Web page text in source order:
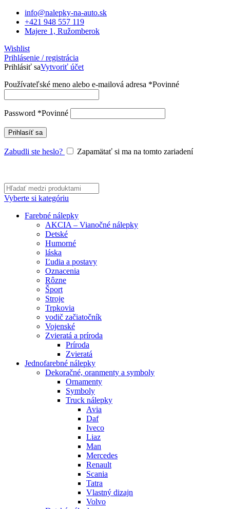
info@nalepky-na-auto.sk
+421 948 557 119
Majere 1, Ružomberok
Wishlist
Prihlásenie / registrácia
Prihlásiť saVytvoriť účet
Používateľské meno alebo e-mailová adresa *Povinné
Password *Povinné
Prihlasíť sa
Zabudli ste heslo? Zapamätať si ma na tomto zariadení
Vyberte si kategóriu
Farebné nálepky
AKCIA – Vianočné nálepky
Detské
Humorné
láska
Ľudia a postavy
Oznacenia
Rôzne
Šport
Stroje
Trpkovia
vodič začiatočník
Vojenské
Zvieratá a príroda
Príroda
Zvieratá
Jednofarebné nálepky
Dekoračné, oranmenty a symboly
Ornamenty
Symboly
Truck nálepky
Avia
Daf
Iveco
Liaz
Man
Mercedes
Renault
Scania
Tatra
Vlastný dizajn
Volvo